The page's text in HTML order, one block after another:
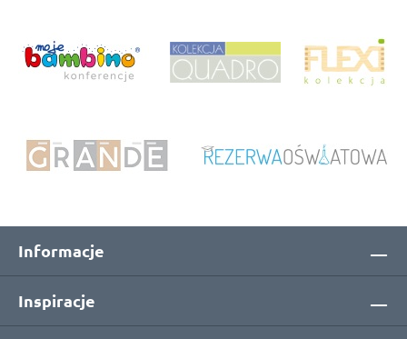
Informacje
Inspiracje